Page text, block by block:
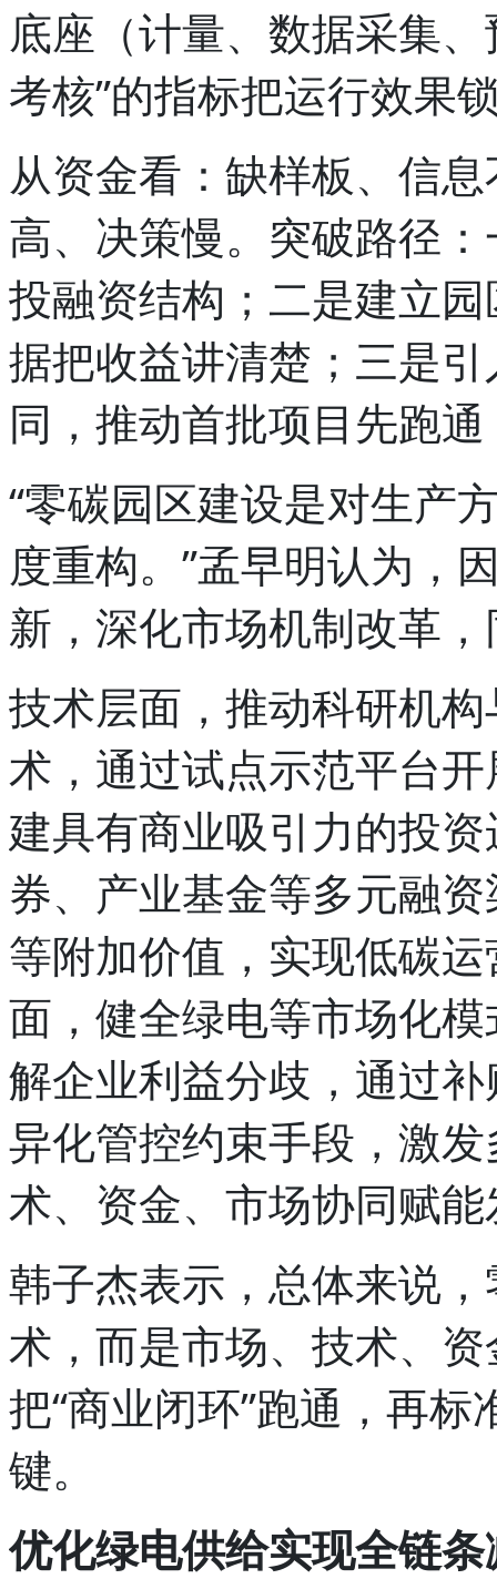
底座（计量、数据采集
考核”的指标把运行效果
从资金看：缺样板、信
高、决策慢。突破路径
投融资结构；二是建立
据把收益讲清楚；三是
同，推动首批项目先跑
“零碳园区建设是对生产
度重构。”孟早明认为，
新，深化市场机制改革
技术层面，推动科研机
术，通过试点示范平台
建具有商业吸引力的投
券、产业基金等多元融
等附加价值，实现低碳
面，健全绿电等市场化
解企业利益分歧，通过
异化管控约束手段，激
术、资金、市场协同赋
韩子杰表示，总体来说
术，而是市场、技术、
把“商业闭环”跑通，再
键。
优化绿电供给实现全链